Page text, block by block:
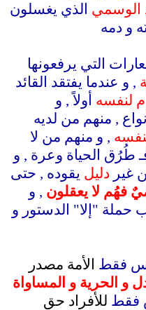
الوسمي الذي يغسلون
و دمه
التي يرفعونها
, و عندما يفتقد القائد
لنفسه أولاً , و
, منهم من لديه
, و منهم من لا
طُرُق الحياة وعرة , و
غير دليل يقوده , حتى
فهُم لا يعقلون , و
حملة "إلا" الدستور و
فقط
الأمة مصدر
و الحرية و المساواة
فقط للأفراد حق